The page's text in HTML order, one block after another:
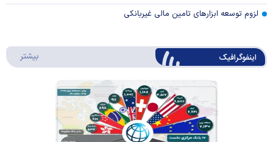
لزوم توسعه ابزارهای تامین مالی غیربانکی
اینفوگرافیک بیشتر